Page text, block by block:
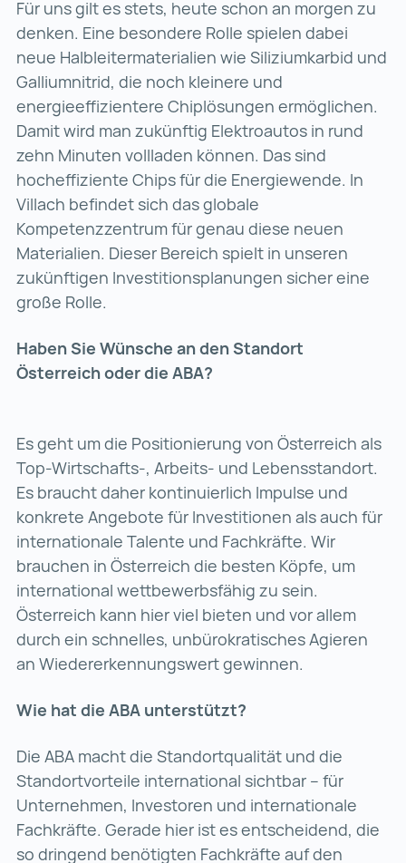
Für uns gilt es stets, heute schon an morgen zu
denken. Eine besondere Rolle spielen dabei
neue Halbleitermaterialien wie Siliziumkarbid und
Galliumnitrid, die noch kleinere und
energieeffizientere Chiplösungen ermöglichen.
Damit wird man zukünftig Elektroautos in rund
zehn Minuten vollladen können. Das sind
hocheffiziente Chips für die Energiewende. In
Villach befindet sich das globale
Kompetenzzentrum für genau diese neuen
Materialien. Dieser Bereich spielt in unseren
zukünftigen Investitionsplanungen sicher eine
große Rolle.
Haben Sie Wünsche an den Standort
Österreich oder die ABA?
Es geht um die Positionierung von Österreich als
Top-Wirtschafts-, Arbeits- und Lebensstandort.
Es braucht daher kontinuierlich Impulse und
konkrete Angebote für Investitionen als auch für
internationale Talente und Fachkräfte. Wir
brauchen in Österreich die besten Köpfe, um
international wettbewerbsfähig zu sein.
Österreich kann hier viel bieten und vor allem
durch ein schnelles, unbürokratisches Agieren
an Wiedererkennungswert gewinnen.
Wie hat die ABA unterstützt?
Die ABA macht die Standortqualität und die
Standortvorteile international sichtbar – für
Unternehmen, Investoren und internationale
Fachkräfte. Gerade hier ist es entscheidend, die
so dringend benötigten Fachkräfte auf den